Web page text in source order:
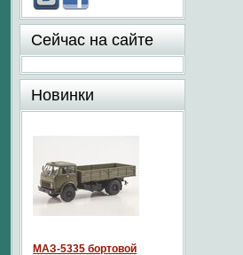
Сейчас на сайте
Новинки
МАЗ-5335 бортовой